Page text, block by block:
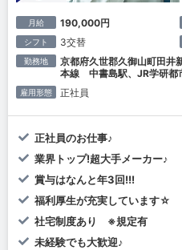
月給 190,000円
シフト 3交替
勤務地
京都府久世郡久御山町田
本線 中書島駅、JR学研
雇用形態 正社員
正社員のお仕事♪
業界トップ!超大手メーカー♪
賞与はなんと年3回!!!
福利厚生が充実しています☆
社宅制度あり ※規定有
未経験でも大歓迎♪